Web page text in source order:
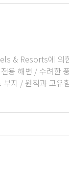
& Resorts에 의
용 해변 / 수려한
지 / 원칙과 고유